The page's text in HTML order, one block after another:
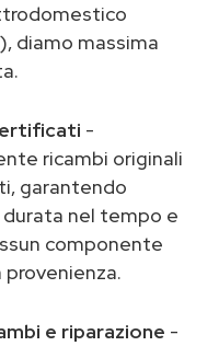
diamo massima
-
ricambi originali
garantendo
nel tempo e
componente
e riparazione -